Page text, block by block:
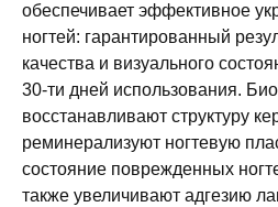
обеспечивает эффективное
ногтей: гарантированный
качества и визуального
30-ти дней использования.
восстанавливают структуру
реминерализуют ногтевую
состояние поврежденных
также увеличивают адгезию